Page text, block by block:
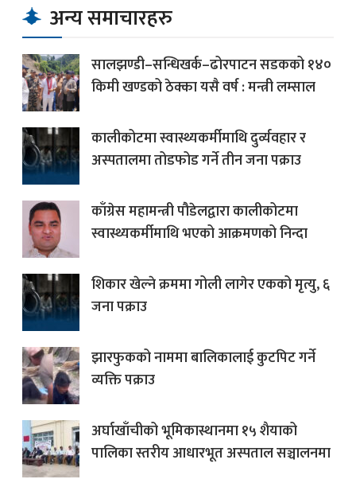
अन्य समाचारहरु
सालझण्डी–सन्धिखर्क–ढोरपाटन सडकको १४०
किमी खण्डको ठेक्का यसै वर्ष : मन्त्री लम्साल
कालीकोटमा स्वास्थ्यकर्मीमाथि दुर्व्यवहार र
अस्पतालमा तोडफोड गर्ने तीन जना पक्राउ
काँग्रेस महामन्त्री पौडेलद्वारा कालीकोटमा
स्वास्थ्यकर्मीमाथि भएको आक्रमणको निन्दा
शिकार खेल्ने क्रममा गोली लागेर एकको मृत्यु, ६
जना पक्राउ
झारफुकको नाममा बालिकालाई कुटपिट गर्ने
व्यक्ति पक्राउ
अर्घाखाँचीको भूमिकास्थानमा १५ शैयाको
पालिका स्तरीय आधारभूत अस्पताल सञ्चालनमा